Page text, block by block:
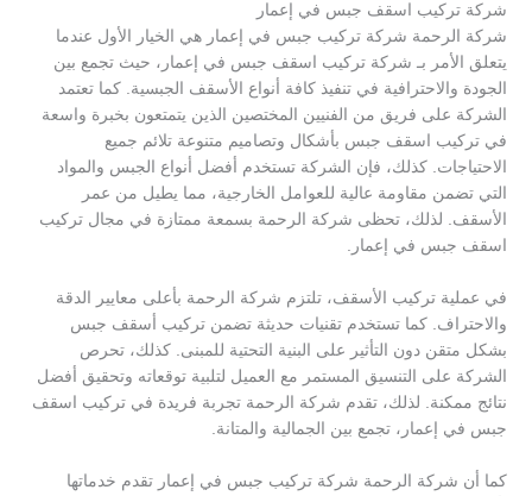
شركة تركيب اسقف جبس في إعمار
شركة الرحمة شركة تركيب جبس في إعمار هي الخيار الأول عندما
يتعلق الأمر بـ شركة تركيب اسقف جبس في إعمار، حيث تجمع بين
الجودة والاحترافية في تنفيذ كافة أنواع الأسقف الجبسية. كما تعتمد
الشركة على فريق من الفنيين المختصين الذين يتمتعون بخبرة واسعة
في تركيب اسقف جبس بأشكال وتصاميم متنوعة تلائم جميع
الاحتياجات. كذلك، فإن الشركة تستخدم أفضل أنواع الجبس والمواد
التي تضمن مقاومة عالية للعوامل الخارجية، مما يطيل من عمر
الأسقف. لذلك، تحظى شركة الرحمة بسمعة ممتازة في مجال تركيب
اسقف جبس في إعمار.
في عملية تركيب الأسقف، تلتزم شركة الرحمة بأعلى معايير الدقة
والاحتراف. كما تستخدم تقنيات حديثة تضمن تركيب أسقف جبس
بشكل متقن دون التأثير على البنية التحتية للمبنى. كذلك، تحرص
الشركة على التنسيق المستمر مع العميل لتلبية توقعاته وتحقيق أفضل
نتائج ممكنة. لذلك، تقدم شركة الرحمة تجربة فريدة في تركيب اسقف
جبس في إعمار، تجمع بين الجمالية والمتانة.
كما أن شركة الرحمة شركة تركيب جبس في إعمار تقدم خدماتها